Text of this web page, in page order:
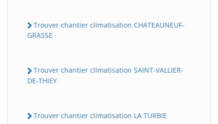
Trouver chantier climatisation CHATEAUNEUF-
GRASSE
Trouver chantier climatisation SAINT-VALLIER-
DE-THIEY
Trouver chantier climatisation LA TURBIE